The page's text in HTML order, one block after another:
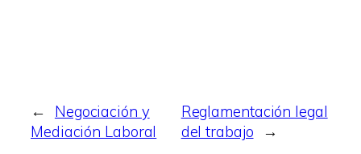
←
Negociación y
Mediación Laboral
Reglamentación legal
del trabajo
→